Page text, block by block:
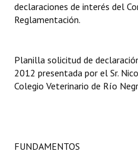
Digesto
DOCUMENTOS
Informes de Gestión
declaraciones de interés del
Reglamentación.
Planilla solicitud de
2012 presentada por el Sr.
Colegio Veterinario de Río
FUNDAMENTOS